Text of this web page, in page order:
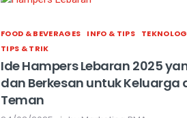
FOOD & BEVERAGES INFO & TIPS
TIPS & TRIK
Ide Hampers Lebaran 2025
dan Berkesan untuk Keluarga
Teman